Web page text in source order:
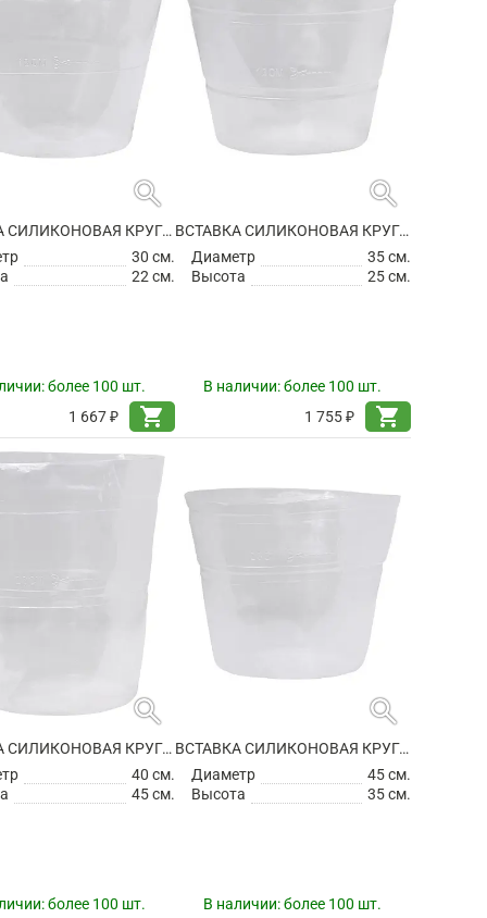
search
ВСТАВКА СИЛИКОНОВАЯ КРУГЛАЯ
30 см.
22 см.
более 100 шт.
1 667 ₽
shopping_cart
search
ВСТАВКА СИЛИКОНОВАЯ КРУГЛАЯ
Диаметр
35 см.
Высота
25 см.
В наличии:более 100 шт.
1 755 ₽
shopping_cart
search
ВСТАВКА СИЛИКОНОВАЯ КРУГЛАЯ
40 см.
45 см.
более 100 шт.
search
ВСТАВКА СИЛИКОНОВАЯ КРУГЛАЯ
Диаметр
45 см.
Высота
35 см.
В наличии:более 100 шт.